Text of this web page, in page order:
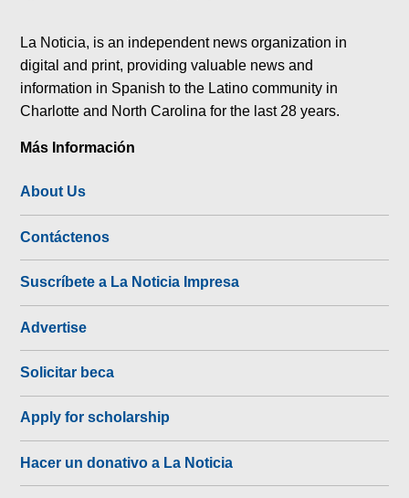
La Noticia, is an independent news organization in
digital and print, providing valuable news and
information in Spanish to the Latino community in
Charlotte and North Carolina for the last 28 years.
Más Información
About Us
Contáctenos
Suscríbete a La Noticia Impresa
Advertise
Solicitar beca
Apply for scholarship
Hacer un donativo a La Noticia